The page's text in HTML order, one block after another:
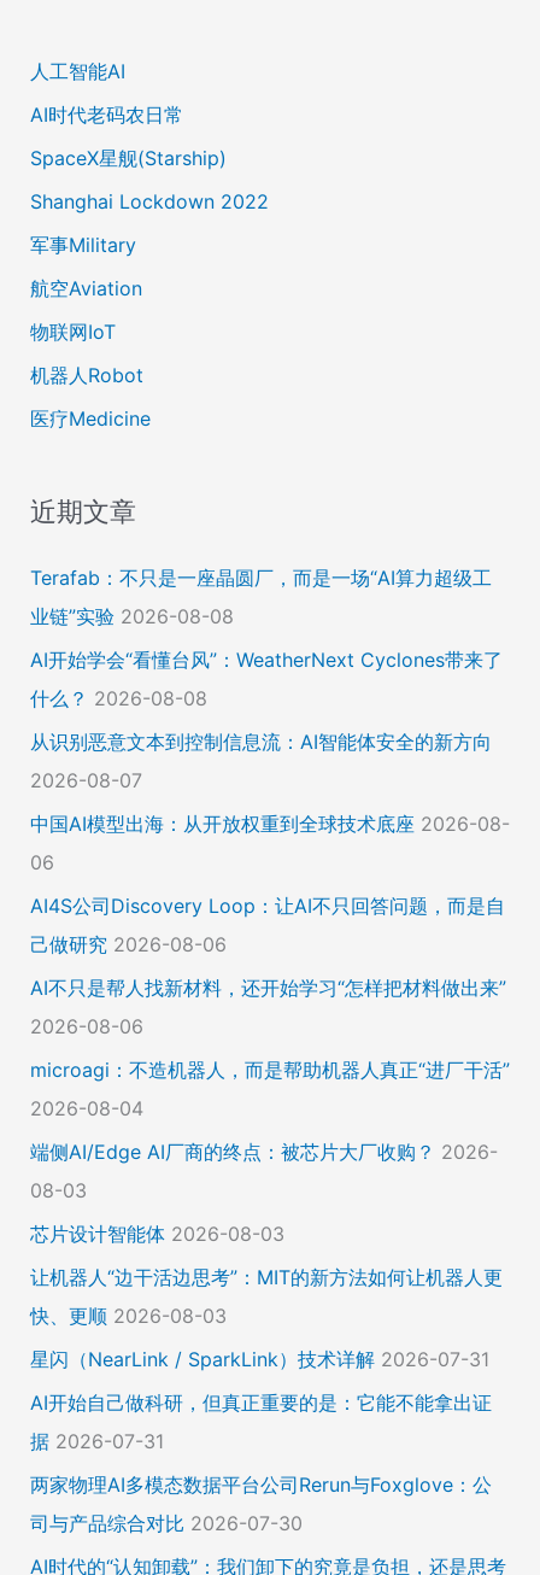
人工智能AI
AI时代老码农日常
SpaceX星舰(Starship)
Shanghai Lockdown 2022
军事Military
航空Aviation
物联网IoT
机器人Robot
医疗Medicine
近期文章
Terafab：不只是一座晶圆厂，而是一场“AI算力超级工
业链”实验 2026-08-08
AI开始学会“看懂台风”：WeatherNext Cyclones带来了
什么？ 2026-08-08
从识别恶意文本到控制信息流：AI智能体安全的新方向
2026-08-07
中国AI模型出海：从开放权重到全球技术底座 2026-08-
06
AI4S公司Discovery Loop：让AI不只回答问题，而是自
己做研究 2026-08-06
AI不只是帮人找新材料，还开始学习“怎样把材料做出来”
2026-08-06
microagi：不造机器人，而是帮助机器人真正“进厂干活”
2026-08-04
端侧AI/Edge AI厂商的终点：被芯片大厂收购？ 2026-
08-03
芯片设计智能体 2026-08-03
让机器人“边干活边思考”：MIT的新方法如何让机器人更
快、更顺 2026-08-03
星闪（NearLink / SparkLink）技术详解 2026-07-31
AI开始自己做科研，但真正重要的是：它能不能拿出证
据 2026-07-31
两家物理AI多模态数据平台公司Rerun与Foxglove：公
司与产品综合对比 2026-07-30
AI时代的“认知卸载”：我们卸下的究竟是负担，还是思考